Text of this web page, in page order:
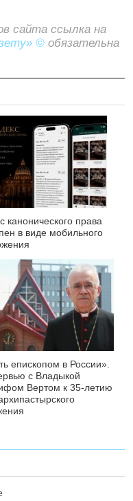
сайта ссылка на
© обязательна
канонического права
в виде мобильного
епископом в России».
с Владыкой
Вертом к 35-летию